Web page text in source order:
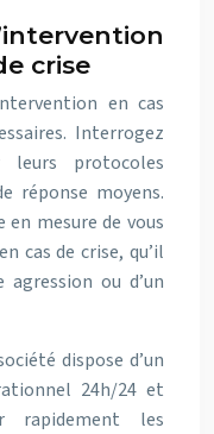
crise
en cas
Interrogez
protocoles
réponse moyens.
mesure de vous
cas de crise, qu’il
agression ou d’un
dispose d’un
24h/24 et
rapidement les